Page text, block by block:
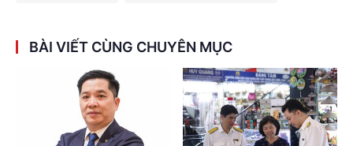
BÀI VIẾT CÙNG CHUYÊN MỤC